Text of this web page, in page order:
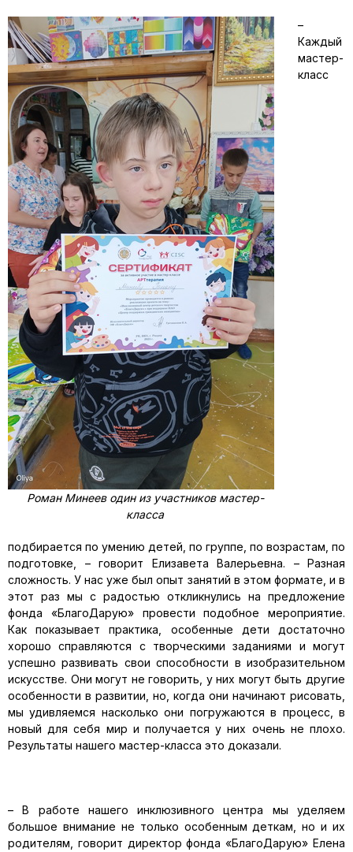
Роман Минеев один из участников мастер-
класса
–
Каждый
мастер-
класс
подбирается по умению детей, по группе, по возрастам, по
подготовке, – говорит Елизавета Валерьевна. – Разная
сложность. У нас уже был опыт занятий в этом формате, и в
этот раз мы с радостью откликнулись на предложение
фонда «БлагоДарую» провести подобное мероприятие.
Как показывает практика, особенные дети достаточно
хорошо справляются с творческими заданиями и могут
успешно развивать свои способности в изобразительном
искусстве. Они могут не говорить, у них могут быть другие
особенности в развитии, но, когда они начинают рисовать,
мы удивляемся насколько они погружаются в процесс, в
новый для себя мир и получается у них очень не плохо.
Результаты нашего мастер-класса это доказали.
– В работе нашего инклюзивного центра мы уделяем
большое внимание не только особенным деткам, но и их
родителям, говорит директор фонда «БлагоДарую» Елена